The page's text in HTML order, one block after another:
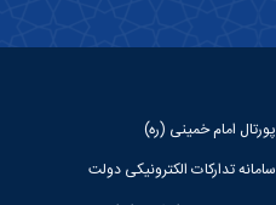
پورتال امام خمینی (ره)
سامانه تدارکات الکترونیکی دولت